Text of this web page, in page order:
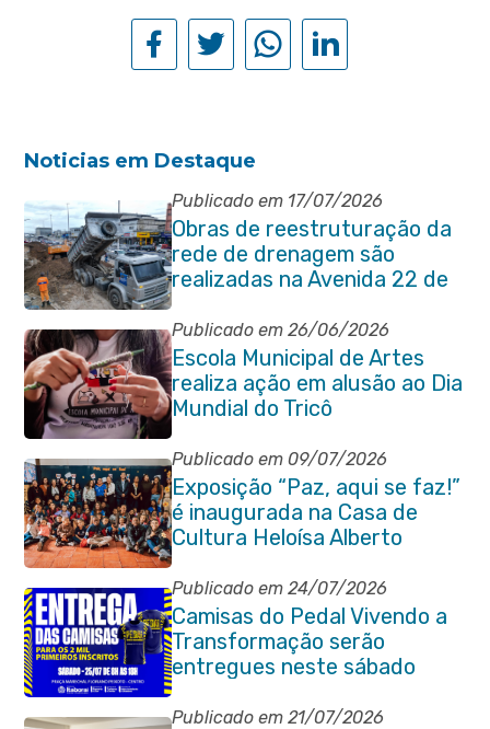
Noticias em Destaque
Publicado em 17/07/2026
Obras de reestruturação da
rede de drenagem são
realizadas na Avenida 22 de
Maio
Publicado em 26/06/2026
Escola Municipal de Artes
realiza ação em alusão ao Dia
Mundial do Tricô
Publicado em 09/07/2026
Exposição “Paz, aqui se faz!”
é inaugurada na Casa de
Cultura Heloísa Alberto
Torres
Publicado em 24/07/2026
Camisas do Pedal Vivendo a
Transformação serão
entregues neste sábado
(25/07)
Publicado em 21/07/2026